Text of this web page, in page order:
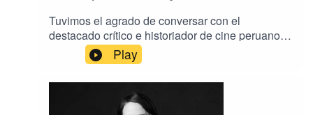
Tuvimos el agrado de conversar con el
destacado crítico e historiador de cine peruano
Isaac León Frías, a propósito de su reciente
visita a Bolivia para presentar su más reciente
libro, titulado Los trances de los cines de
América Latina y el Caribe.En este encuentro
especial, llevado a cabo en el marco de la Feria
Play